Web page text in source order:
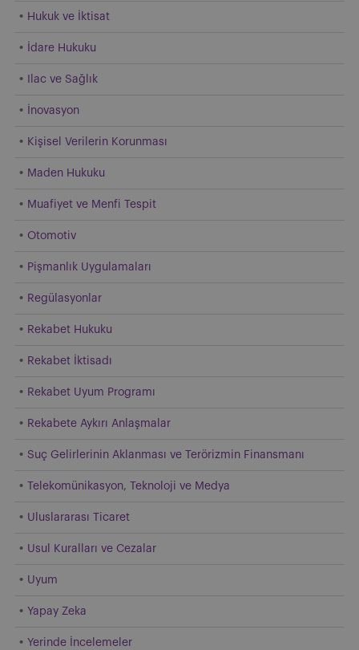
Hukuk ve İktisat
İdare Hukuku
Ilac ve Sağlık
İnovasyon
Kişisel Verilerin Korunması
Maden Hukuku
Muafiyet ve Menfi Tespit
Otomotiv
Pişmanlık Uygulamaları
Regülasyonlar
Rekabet Hukuku
Rekabet İktisadı
Rekabet Uyum Programı
Rekabete Aykırı Anlaşmalar
Suç Gelirlerinin Aklanması ve Terörizmin Finansmanı
Telekomünikasyon, Teknoloji ve Medya
Uluslararası Ticaret
Usul Kuralları ve Cezalar
Uyum
Yapay Zeka
Yerinde İncelemeler